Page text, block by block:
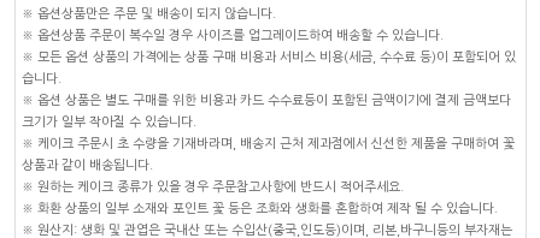
※ 옵션상품만은 주문 및 배송이 되지 않습니다.
※ 옵션상품 주문이 복수일 경우 사이즈를 업그레이드하여 배송할 수 있습니다.
※ 모든 옵션 상품의 가격에는 상품 구매 비용과 서비스 비용(세금, 수수료 등)이 포함되어 있
습니다.
※ 옵션 상품은 별도 구매를 위한 비용과 카드 수수료등이 포함된 금액이기에 결제 금액보다
크기가 일부 작아질 수 있습니다.
※ 케이크 주문시 초 수량을 기재바라며, 배송지 근처 제과점에서 신선한 제품을 구매하여 꽃
상품과 같이 배송됩니다.
※ 원하는 케이크 종류가 있을 경우 주문참고사항에 반드시 적어주세요.
※ 화환 상품의 일부 소재와 포인트 꽃 등은 조화와 생화를 혼합하여 제작 될 수 있습니다.
※ 원산지: 생화 및 관엽은 국내산 또는 수입산(중국,인도등)이며, 리본,바구니등의 부자재는